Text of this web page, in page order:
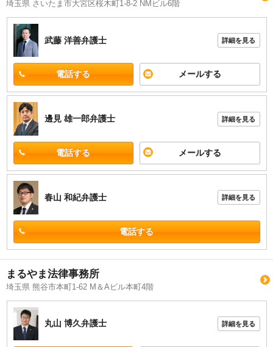
埼玉県 さいたま市大宮区桜木町1-8-2 NMビル6階
武藤 洋善弁護士 詳細を見る
電話する メールする
邊見 雄一郎弁護士 詳細を見る
電話する メールする
春山 和紀弁護士 詳細を見る
電話する
まるやま法律事務所
埼玉県 熊谷市本町1-62 M＆Aビル本町4階
丸山 博久弁護士 詳細を見る